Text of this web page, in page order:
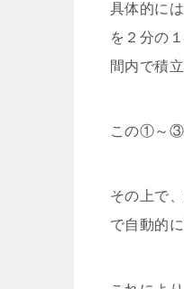
具体的に
を２分の
間内で積
この①～③
その上で
で自動的